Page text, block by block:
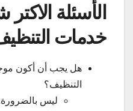
الأسئلة
خدمات
هل يجب أن أكون
التنظيف؟
ليس